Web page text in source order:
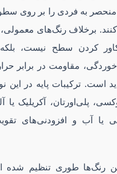
به فردی را بر روی
کنند. برخلاف رنگ‌های
کردن سطح نیست، بلکه
خوردگی، مقاومت در برابر
ترکیبات پایه در این
پلی‌اورتان، آکریلیک یا
یا آب و افزودنی‌های
رنگ‌ها طوری تنظیم